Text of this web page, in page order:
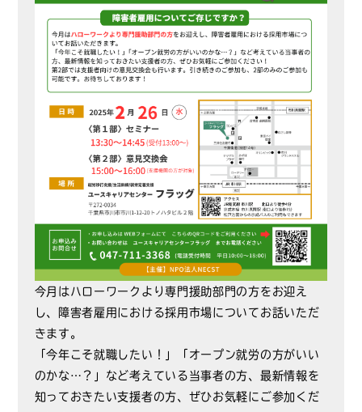
今月はハローワークより専門援助部門の方をお迎え
し、障害者雇用における採用市場についてお話いただ
きます。
「今年こそ就職したい！」「オープン就労の方がいい
のかな…？」など考えている当事者の方、最新情報を
知っておきたい支援者の方、ぜひお気軽にご参加くだ